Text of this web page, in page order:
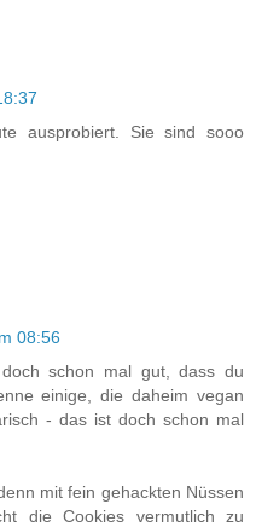
ausprobiert. Sie sind sooo
08:56
schon mal gut, dass du
einige, die daheim vegan
- das ist doch schon mal
mit fein gehackten Nüssen
die Cookies vermutlich zu